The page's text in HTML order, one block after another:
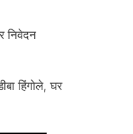
निवेदन
हिंगोले, घर